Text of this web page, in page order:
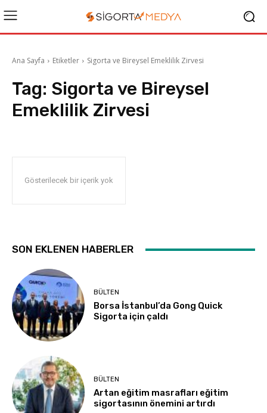
Ana Sayfa Etiketler Sigorta ve Bireysel Emeklilik Zirvesi
Tag: Sigorta ve Bireysel
Emeklilik Zirvesi
Gösterilecek bir içerik yok
SON EKLENEN HABERLER
BÜLTEN
Borsa İstanbul’da Gong Quick
Sigorta için çaldı
BÜLTEN
Artan eğitim masrafları eğitim
sigortasının önemini artırdı